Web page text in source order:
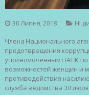
30 Липня, 2018 Ні
Члена Национального
предотвращения
уполномоченным НАПК по
возможностей женщин и
противодействия
служба ведомства 30 июля.